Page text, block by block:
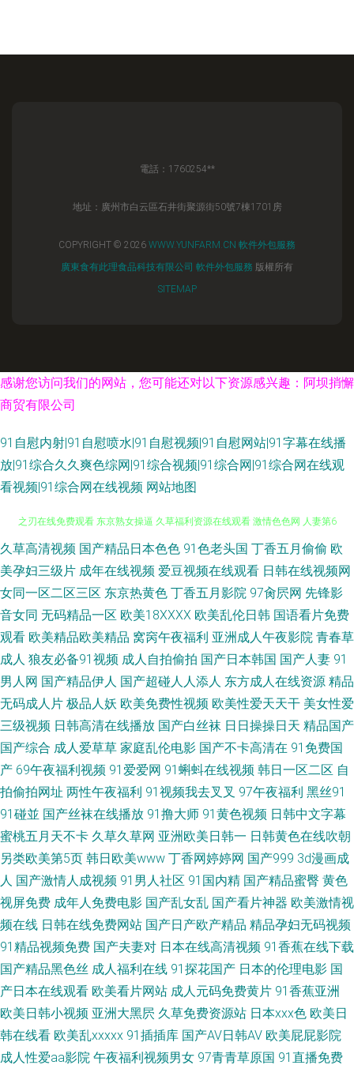
電話：1760254**
地址：廣州市白云區石井街聚源街50號7棟1701房
COPYRIGHT © 2026 WWW.YUNFARM.CN 軟件外包服務
廣東食有此理食品科技有限公司 軟件外包服務 版權所有
SITEMAP
感谢您访问我们的网站，您可能还对以下资源感兴趣：阿坝捎懈
商贸有限公司
91自慰内射|91自慰喷水|91自慰视频|91自慰网站|91字幕在线播
放|91综合久久爽色综网|91综合视频|91综合网|91综合网在线观
看视频|91综合网在线视频 网站地图
激情综合网俺去也 成人欧美精品一区二区 欧美午夜久久性交 成人深夜 鬼灭
之刃在线免费观看 东京熟女操逼 久草福利资源在线观看 激情色色网 人妻第6
色学生 97在线人人人人妻 国产一二三四 日本不卡 国产精品成人自拍 岛国大
片入口 91cn色密 日韩欧美在线 欧洲人妖内射 黑丝巨乳91 99热人6 91变态
视频 人人操人人人人人 花社国产日本美女91 国产三级 91传媒免费网址 日韩
无码天堂日韩 久久视平 超碰成人免费 avav人人 日韩精品在线视频 免费日韩
A 福利姫精品导航 偷拍精品一区 麻豆mp4 黄色91 俺去也色洛洛 人人去操人
人去爱 黑丝福利导航 91大神麻豆精品在线 日韩成人a 国产在线精品一区 91
次元91刺激视频 污网站在线观看 久婷婷久久婷久791 超碰ph 青青草性爱AV
九热九九 人人妻人人澡 黄色精东网站 中文字幕第43页 九九热这里有精品 岛
观看 91爱爱韩国资源片 日韩美女304视频 巨乳91 av日韩在线网站 9m视频
狠狠 91电影在线免费看 91俺也去网 在线观看免费电影 性综合网 青青草免费
久草高清视频 国产精品日本色色 91色老头国 丁香五月偷偷 欧
美孕妇三级片 成年在线视频 爱豆视频在线观看 日韩在线视频网
女同一区二区三区 东京热黄色 丁香五月影院 97肏屄网 先锋影
音女同 无码精品一区 欧美18XXXX 欧美乱伦日韩 国语看片免费
观看 欧美精品欧美精品 窝窉午夜福利 亚洲成人午夜影院 青春草
成人 狼友必备91视频 成人自拍偷拍 国产日本韩国 国产人妻 91
男人网 国产精品伊人 国产超碰人人添人 东方成人在线资源 精品
无码成人片 极品人妖 欧美免费性视频 欧美性爱天天干 美女性爱
三级视频 日韩高清在线播放 国产白丝袜 日日操操日天 精品国产
国产综合 成人爱草草 家庭乱伦电影 国产不卡高清在 91免费国
产 69午夜福利视频 91爱爱网 91蝌蚪在线视频 韩日一区二区 自
拍偷拍网址 两性午夜福利 91视频我去叉叉 97午夜福利 黑丝91
91碰並 国产丝袜在线播放 91撸大师 91黄色视频 日韩中文字幕
蜜桃五月天不卡 久草久草网 亚洲欧美日韩一 日韩黄色在线吹朝
另类欧美第5页 韩日欧美www 丁香网婷婷网 国产999 3d漫画成
人 国产激情人成视频 91男人社区 91国内精 国产精品蜜臀 黄色
视屏免费 成年人免费电影 国产乱女乱 国产看片神器 欧美激情视
频在线 日韩在线免费网站 国产日产欧产精品 精品孕妇无码视频
91精品视频免费 国产夫妻对 日本在线高清视频 91香蕉在线下载
国产精品黑色丝 成人福利在线 91探花国产 日本的伦理电影 国
产日本在线观看 欧美看片网站 成人元码免费黄片 91香蕉亚洲
欧美日韩小视频 亚洲大黑屄 久草免费资源站 日本xxx色 欧美日
韩在线看 欧美乱xxxxx 91插插库 国产AV日韩AV 欧美屁屁影院
成人性爱aa影院 午夜福利视频男女 97青青草原国 91直播免费